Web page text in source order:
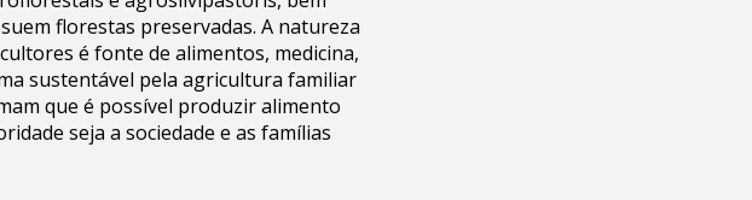
florestas preservadas. A natureza
é fonte de alimentos, medicina,
sustentável pela agricultura familiar
que é possível produzir alimento
seja a sociedade e as famílias